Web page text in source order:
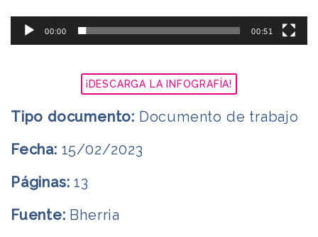
00:00 00:51
¡DESCARGA LA INFOGRAFÍA!
Tipo documento: Documento de trabajo
Fecha: 15/02/2023
Páginas:13
Fuente: Bherria